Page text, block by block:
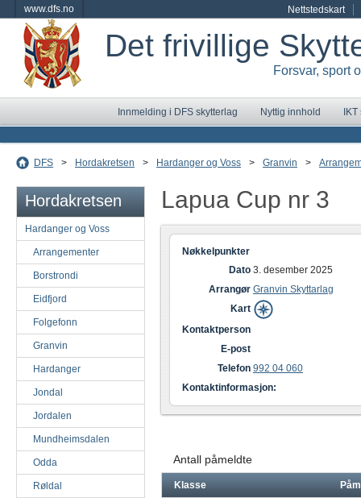
www.dfs.no Nettstedskart
Det frivillige
Forsvar, sport
Innmelding i DFS skytterlag Nyttig innhold
DFS > Hordakretsen > Hardanger og Voss > Granvin >
Hordakretsen
Hardanger og Voss
Arrangementer
Borstrondi
Eidfjord
Folgefonn
Granvin
Hardanger
Jondal
Jordalen
Mundheimsdalen
Odda
Røldal
Lapua Cup nr 3
Nøkkelpunkter
Dato 3. desember 2025
Arrangør Granvin Skyttarlag
Kart
Kontaktperson
E-post
Telefon 992 04 060
Kontaktinformasjon:
Antall påmeldte
Klasse